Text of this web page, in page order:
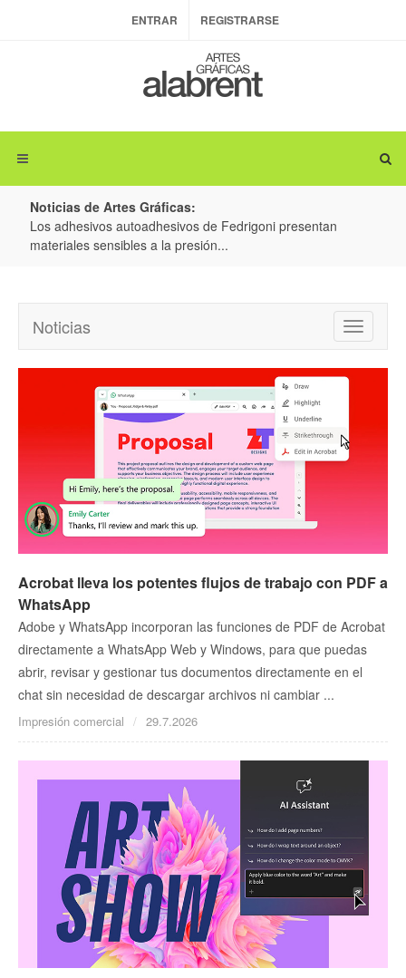
ENTRAR REGISTRARSE
Noticias de Artes Gráficas:
autoadhesivos de Fedrigoni presentan
a la presión...
Colorman Ireland y
Toggle
Noticias
Acrobat lleva los potentes flujos de trabajo con PDF a
WhatsApp
Adobe y WhatsApp incorporan las funciones de PDF de Acrobat
directamente a WhatsApp Web y Windows, para que puedas
abrir, revisar y gestionar tus documentos directamente en el
chat sin necesidad de descargar archivos ni cambiar ...
Impresión comercial 29.7.2026